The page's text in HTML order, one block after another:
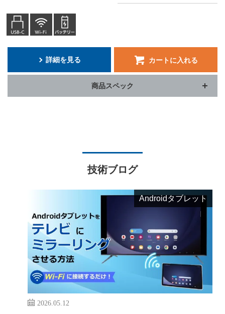
詳細を見る カートに入れる
商品スペック
技術ブログ
Androidタブレット
2026.05.12